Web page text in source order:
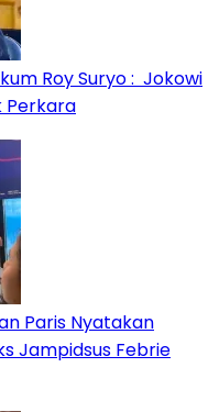
Roy Suryo : Jokowi
Perkara
Paris Nyatakan
Jampidsus Febrie